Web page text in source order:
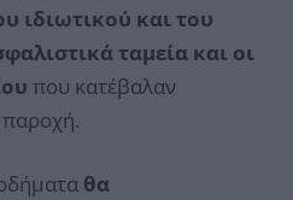
ιδιωτικού και του
ταμεία και οι
που κατέβαλαν
θα